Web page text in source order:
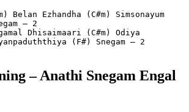
Belan Ezhandha (C#m) Simsonayum
– 2
Dhisaimaari (C#m) Odiya
(F#) Snegam – 2
– Anathi Snegam Engal